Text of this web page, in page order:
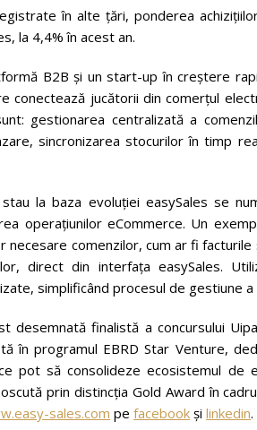
în alte țări, ponderea
la 4,4% în acest an.
B2B și un start-up în creștere
conectează jucătorii din comerțul
gestionarea centralizată a
sincronizarea stocurilor în timp
la baza evoluției easySales se
operațiunilor eCommerce. Un
necesare comenzilor, cum ar fi
direct din interfața easySales.
simplificând procesul de gestiune
desemnată finalistă a concursului
în programul EBRD Star Venture,
pot să consolideze ecosistemul de
prin distincția Gold Award în
sales.com pe facebook și linkedin.